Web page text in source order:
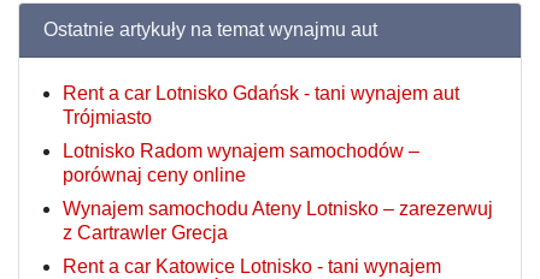
Ostatnie artykuły na temat wynajmu aut
Rent a car Lotnisko Gdańsk - tani wynajem aut
Trójmiasto
Lotnisko Radom wynajem samochodów –
porównaj ceny online
Wynajem samochodu Ateny Lotnisko – zarezerwuj
z Cartrawler Grecja
Rent a car Katowice Lotnisko - tani wynajem